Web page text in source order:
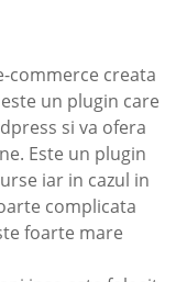
commerce creata
un plugin care
si va ofera
Este un plugin
iar in cazul in
complicata
foarte mare